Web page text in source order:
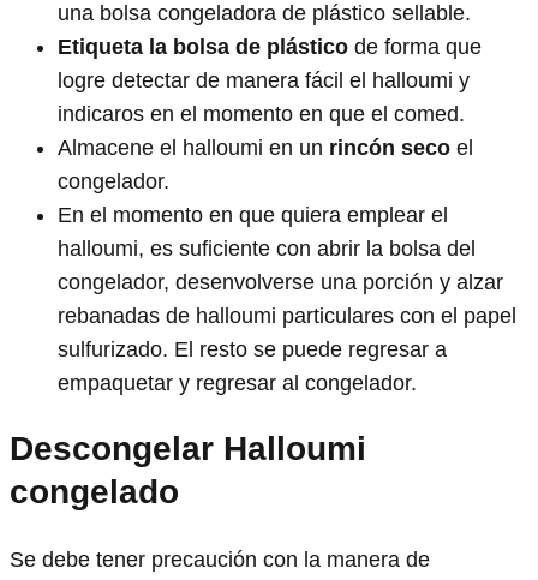
una bolsa congeladora de plástico sellable.
Etiqueta la bolsa de plástico de forma que
logre detectar de manera fácil el halloumi y
indicaros en el momento en que el comed.
Almacene el halloumi en un rincón seco el
congelador.
En el momento en que quiera emplear el
halloumi, es suficiente con abrir la bolsa del
congelador, desenvolverse una porción y alzar
rebanadas de halloumi particulares con el papel
sulfurizado. El resto se puede regresar a
empaquetar y regresar al congelador.
Descongelar Halloumi
congelado
Se debe tener precaución con la manera de